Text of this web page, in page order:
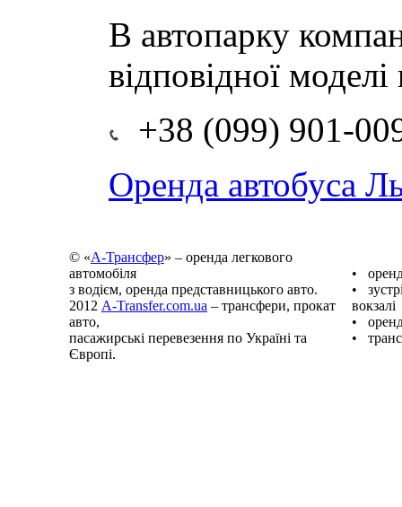
В автопарку
відповідної
+38 (099) 901-
Оренда автобуса
© «А-Трансфер» – оренда легкового
автомобіля
з водієм, оренда представницького авто.
2012 A-Transfer.com.ua – трансфери, прокат
авто,
пасажирські перевезення по Україні та
Європі.
•
•
вокзалі
•
•